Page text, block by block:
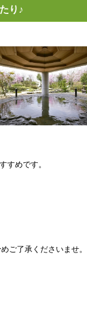
り♪
すめです。
了承くださいませ。